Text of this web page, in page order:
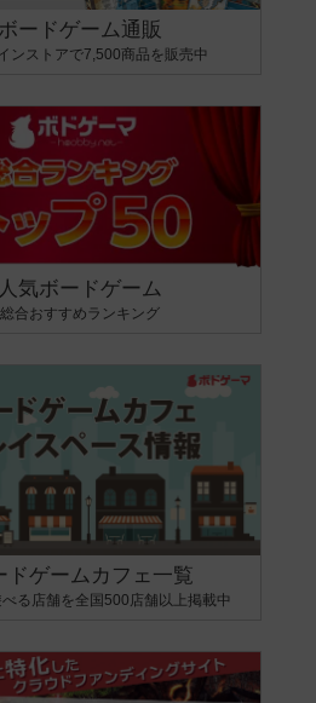
ボードゲーム通販
ンストアで7,500商品を販売中
人気ボードゲーム
総合おすすめランキング
ドゲームカフェ一覧
る店舗を全国500店舗以上掲載中